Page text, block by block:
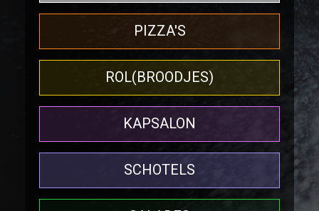
PIZZA'S
ROL(BROODJES)
KAPSALON
SCHOTELS